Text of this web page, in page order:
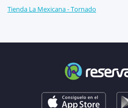
Tienda La Mexicana - Tornado